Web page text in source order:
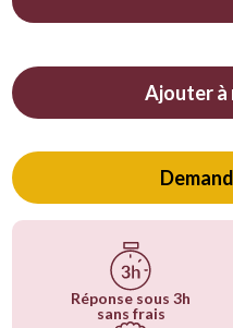
Ajouter à
Réponse sous 3h
sans frais